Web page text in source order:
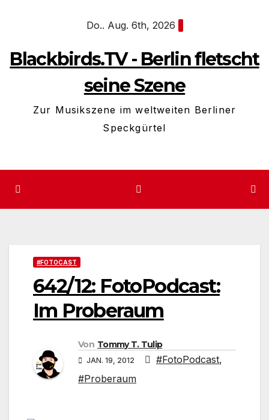
Do.. Aug. 6th, 2026
Blackbirds.TV - Berlin fletscht
seine Szene
Zur Musikszene im weltweiten Berliner
Speckgürtel
#FOTOCAST
642/12: FotoPodcast:
Im Proberaum
Von Tommy T. Tulip
JAN. 19, 2012 #FotoPodcast,
#Proberaum